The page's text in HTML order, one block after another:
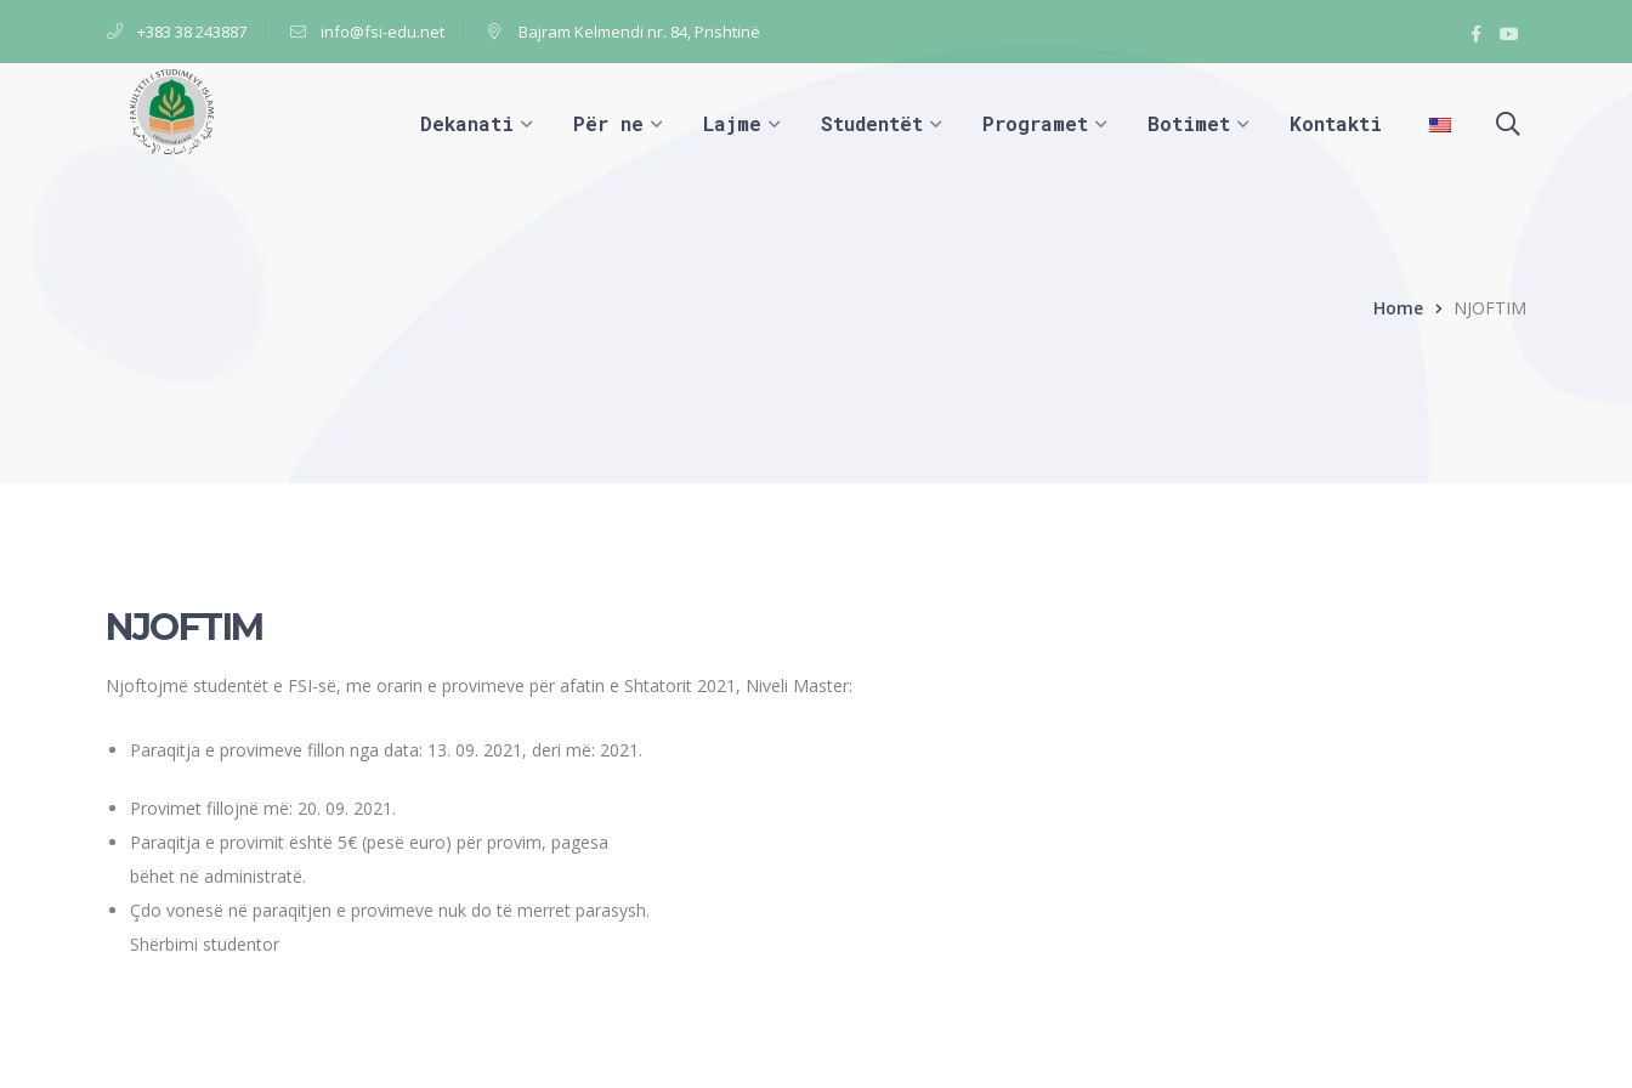
+383 38 243887 info@fsi-edu.net Bajram Kelmendi nr. 84, Prishtinë
Facebook
FacebookFacebook
Dekanati Për ne Lajme Studentët Programet Botimet Kontakti
Home NJOFTIM
NJOFTIM
Njoftojmë studentët e FSI-së, me orarin e provimeve për afatin e Shtatorit 2021, Niveli Master:
Paraqitja e provimeve fillon nga data: 13. 09. 2021, deri më: 2021.
Provimet fillojnë më: 20. 09. 2021.
Paraqitja e provimit është 5€ (pesë euro) për provim, pagesa
bëhet në administratë.
Çdo vonesë në paraqitjen e provimeve nuk do të merret parasysh.
Shërbimi studentor